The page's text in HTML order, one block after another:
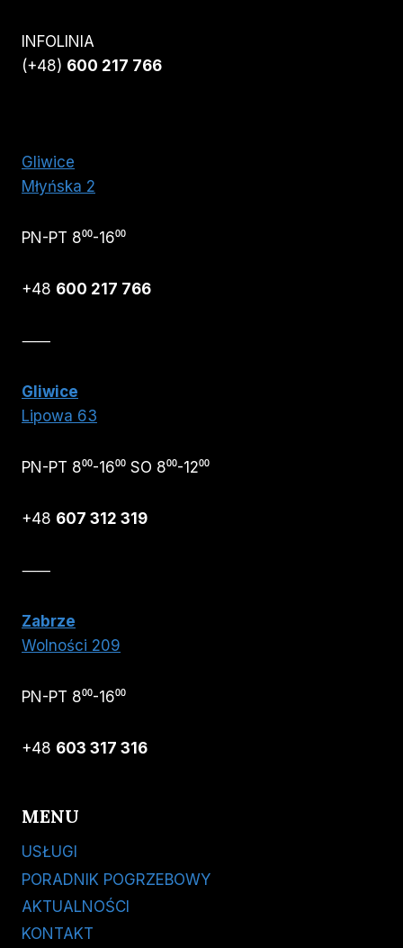
INFOLINIA
(+48) 600 217 766
Gliwice
Młyńska 2
PN-PT 8⁰⁰-16⁰⁰
+48 600 217 766
⸺
Gliwice
Lipowa 63
PN-PT 8⁰⁰-16⁰⁰ SO 8⁰⁰-12⁰⁰
+48 607 312 319
⸺
Zabrze
Wolności 209
PN-PT 8⁰⁰-16⁰⁰
+48 603 317 316
MENU
USŁUGI
PORADNIK POGRZEBOWY
AKTUALNOŚCI
KONTAKT